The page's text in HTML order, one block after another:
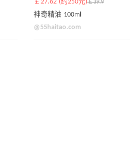
￡27.62 (约250元)￡39.9
神奇精油 100ml
@55haitao.com